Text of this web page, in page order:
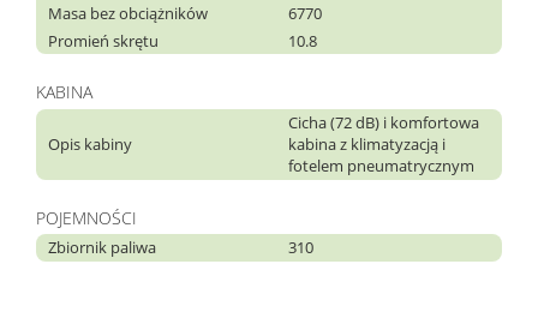
Masa bez obciążników
6770
Promień skrętu
10.8
KABINA
Opis kabiny
Cicha (72 dB) i komfortowa
kabina z klimatyzacją i
fotelem pneumatrycznym
POJEMNOŚCI
Zbiornik paliwa 310